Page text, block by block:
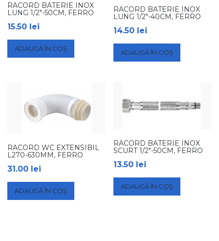
RACORD BATERIE INOX
LUNG 1/2″-50CM, FERRO
15.50 lei
ADAUGĂ ÎN COȘ
RACORD BATERIE INOX
LUNG 1/2″-40CM, FERRO
14.50 lei
ADAUGĂ ÎN COȘ
RACORD WC EXTENSIBIL
L270-630MM, FERRO
31.00 lei
ADAUGĂ ÎN COȘ
RACORD BATERIE INOX
SCURT 1/2″-50CM, FERRO
13.50 lei
ADAUGĂ ÎN COȘ